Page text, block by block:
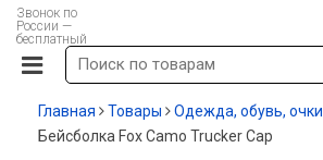
Звонок по
России —
бесплатный
Главная Товары Одежда, обувь, очки
Бейсболка Fox Camo Trucker Cap